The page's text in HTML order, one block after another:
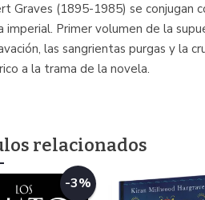
Graves (1895-1985) se conjugan
imperial. Primer volumen de la
las sangrientas purgas y la
a la trama de la novela.
relacionados
-3%